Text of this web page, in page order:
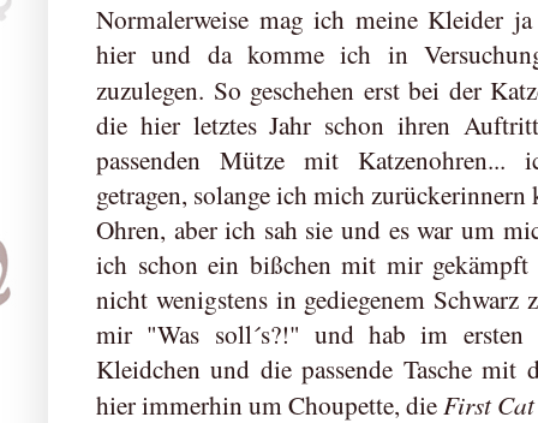
Normalerweise mag ich meine Kleider
hier und da komme ich in
zuzulegen. So geschehen erst bei der
die hier letztes Jahr schon ihren
passenden Mütze mit Katzenohren...
getragen, solange ich mich
Ohren, aber ich sah sie und es war um
ich schon ein bißchen mit mir
nicht wenigstens in gediegenem Schwarz
mir "Was soll´s?!" und hab im
Kleidchen und die passende Tasche mit
hier immerhin um Choupette, die First Cat